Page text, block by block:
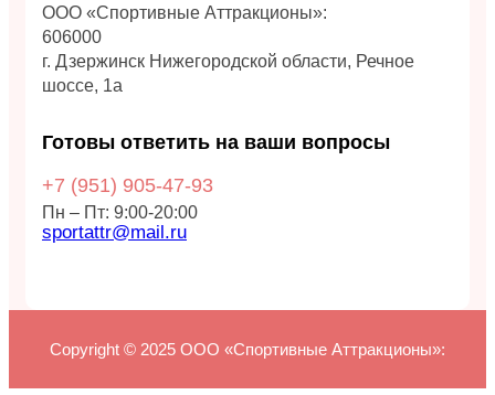
ООО «Спортивные Аттракционы»:
606000
г. Дзержинск Нижегородской области, Речное
шоссе, 1а
Готовы ответить на ваши вопросы
+7 (951) 905-47-93
Пн – Пт: 9:00-20:00
sportattr@mail.ru
Copyright © 2025 ООО «Спортивные Аттракционы»: